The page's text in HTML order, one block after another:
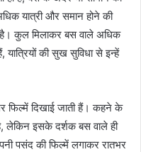
यात्री और समान होने की
है। कुल मिलाकर बस वाले अधिक
की सुख सुविधा से इन्हें
फिल्में दिखाई जाती हैं। कहने के
लेकिन इसके दर्शक बस वाले ही
पसंद की फिल्में लगाकर रातभर